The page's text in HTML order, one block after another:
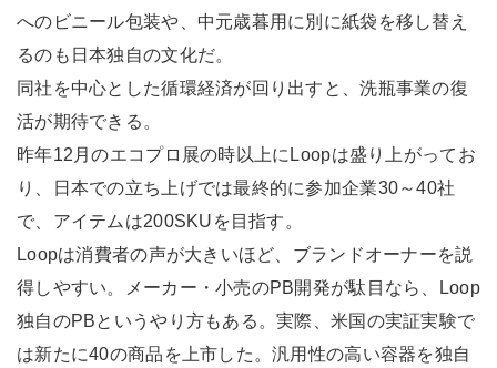
へのビニール包装や、中元歳暮用に別に紙袋を移し替え
るのも日本独自の文化だ。
同社を中心とした循環経済が回り出すと、洗瓶事業の復
活が期待できる。
昨年12月のエコプロ展の時以上にLoopは盛り上がってお
り、日本での立ち上げでは最終的に参加企業30～40社
で、アイテムは200SKUを目指す。
Loopは消費者の声が大きいほど、ブランドオーナーを説
得しやすい。メーカー・小売のPB開発が駄目なら、Loop
独自のPBというやり方もある。実際、米国の実証実験で
は新たに40の商品を上市した。汎用性の高い容器を独自